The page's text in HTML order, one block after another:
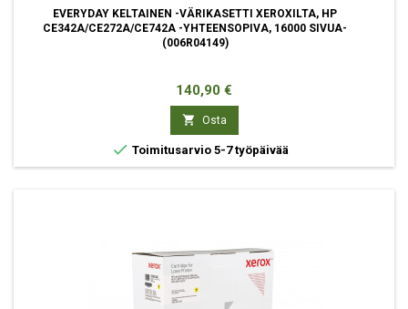
EVERYDAY KELTAINEN -VÄRIKASETTI XEROXILTA, HP
CE342A/CE272A/CE742A -YHTEENSOPIVA, 16000 SIVUA-
(006R04149)
Hinta
140,90 €
 Osta
 Toimitusarvio 5-7 työpäivää